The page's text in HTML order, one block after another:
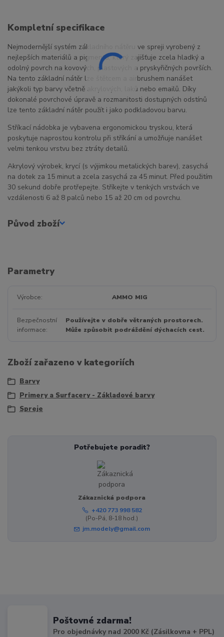
Kompletní specifikace
Nejmodernější systém základního nátěru ve spreji vyrobený z
nejlepších materiálů a pigmentů, který zajišťuje zcela hladký a
odolný povrch na kovových, plastových a pryskyřičných površích.
Na tento základní nátěr lze štětcem a airbrushem nanášet
jakýkoli typ barvy včetně akrylových, laků nebo emailů. Díky
dokonalé povrchové úpravě a rozmanitosti dostupných odstínů
lze tento základní nátěr použít i jako podkladovou barvu.
Stříkací nádobka je vybavena ergonomickou tryskou, která
poskytuje naprostou kontrolu při stříkání a umožňuje nanášet
velmi tenkou vrstvu bez ztráty detailů.
Akrylový výrobek, krycí (s výjimkou metalických barev), zasychá
na dotek za 15 minut a zcela zasychá za 45 minut. Před použitím
30 sekund dobře protřepejte. Stříkejte v tenkých vrstvách ve
vzdálenosti 6 až 8 palců nebo 15 až 20 cm od povrchu.
Původ zboží
Parametry
Výrobce AMMO MIG
Bezpečnostní
informace
Používejte v dobře větraných prostorech.
Může způsobit podráždění dýchacích cest.
Zboží zařazeno v kategoriích
Barvy
Primery a Surfacery - Základové barvy
Spreje
Potřebujete poradit?
Zákaznická podpora
+420 773 998 582
(Po-Pá, 8-18 hod.)
jm.modely@gmail.com
Poštovné zdarma!
Pro objednávky nad 2000 Kč (Zásilkovna + PPL)